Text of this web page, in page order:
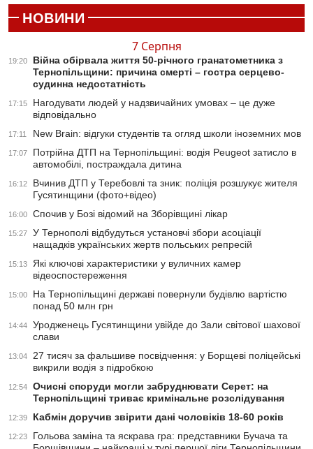
НОВИНИ
7 Серпня
19:20
Війна обірвала життя 50-річного гранатометника з
Тернопільщини: причина смерті – гостра серцево-
судинна недостатність
17:15
Нагодувати людей у надзвичайних умовах – це дуже
відповідально
17:11 New Brain: відгуки студентів та огляд школи іноземних мов
17:07
Потрійна ДТП на Тернопільщині: водія Peugeot затисло в
автомобілі, постраждала дитина
16:12
Вчинив ДТП у Теребовлі та зник: поліція розшукує жителя
Гусятинщини (фото+відео)
16:00 Спочив у Бозі відомий на Зборівщині лікар
15:27
У Тернополі відбудуться установчі збори асоціації
нащадків українських жертв польських репресій
15:13
Які ключові характеристики у вуличних камер
відеоспостереження
15:00
На Тернопільщині державі повернули будівлю вартістю
понад 50 млн грн
14:44
Уродженець Гусятинщини увійде до Зали світової шахової
слави
13:04
27 тисяч за фальшиве посвідчення: у Борщеві поліцейські
викрили водія з підробкою
12:54
Очисні споруди могли забруднювати Серет: на
Тернопільщині триває кримінальне розслідування
12:39 Кабмін доручив звірити дані чоловіків 18-60 років
12:23
Гольова заміна та яскрава гра: представники Бучача та